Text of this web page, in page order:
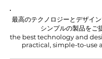
最高のテクノロジーとデザイン
シンプルの製品をご
the best technology and
practical, simple-to-use